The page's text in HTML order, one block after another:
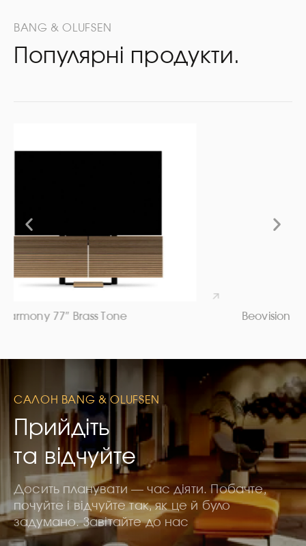
BANG & OLUFSEN
Популярні продукти.
Beovision Harmony 88″
САЛОН BANG & OLUFSEN
Прийдіть
та відчуйте
Досить планувати — час діяти. Побачте,
почуйте і відчуйте так, як це й було
задумано. Завітайте до нас